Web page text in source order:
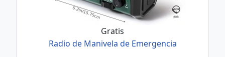
Gratis
Radio de Manivela de Emergencia